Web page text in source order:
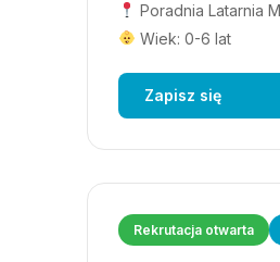
Poradnia Latarnia
Wiek: 0-6 lat
Zapisz się
Rekrutacja otwarta